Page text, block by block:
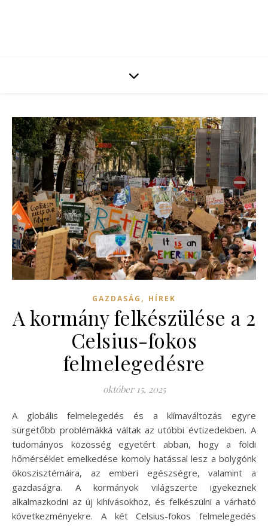
GAZDASÁG , HÍREK
A kormány felkészülése a 2
Celsius-fokos
felmelegedésre
október 15, 2025
A globális felmelegedés és a klímaváltozás egyre
sürgetőbb problémákká váltak az utóbbi évtizedekben. A
tudományos közösség egyetért abban, hogy a földi
hőmérséklet emelkedése komoly hatással lesz a bolygónk
ökoszisztémáira, az emberi egészségre, valamint a
gazdaságra. A kormányok világszerte igyekeznek
alkalmazkodni az új kihívásokhoz, és felkészülni a várható
következményekre. A két Celsius-fokos felmelegedés